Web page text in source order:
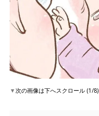
▼次の画像は下へスクロール (1/8)